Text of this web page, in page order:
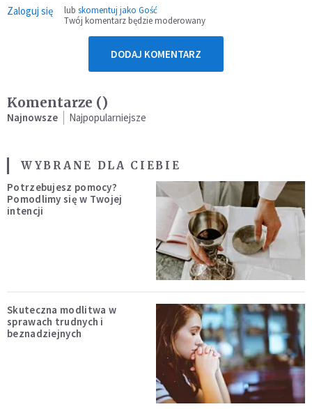
Zaloguj się lub skomentuj jako Gość
Twój komentarz będzie moderowany
DODAJ KOMENTARZ
Komentarze ()
Najnowsze Najpopularniejsze
WYBRANE DLA CIEBIE
Potrzebujesz pomocy?
Pomodlimy się w Twojej
intencji
Skuteczna modlitwa w
sprawach trudnych i
beznadziejnych